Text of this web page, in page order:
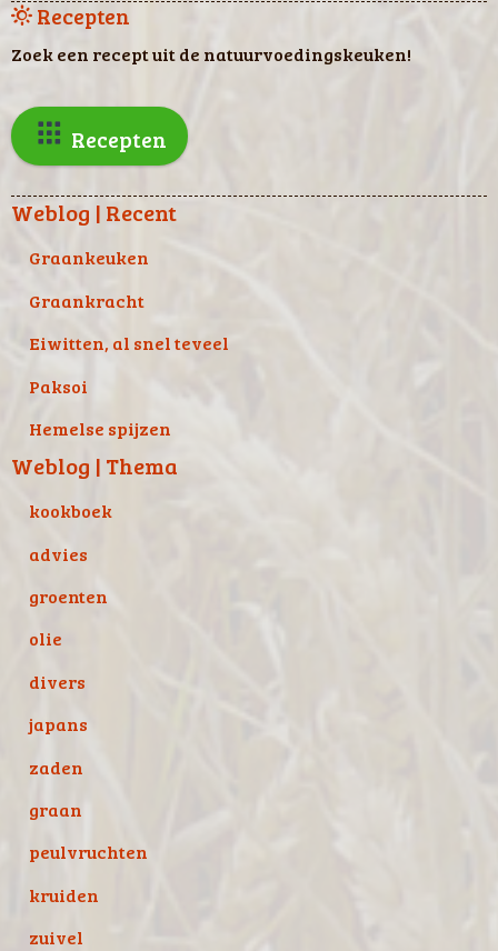
Recepten
Zoek een recept uit de natuurvoedingskeuken!
Recepten
Weblog | Recent
Graankeuken
Graankracht
Eiwitten, al snel teveel
Paksoi
Hemelse spijzen
Weblog | Thema
kookboek
advies
groenten
olie
divers
japans
zaden
graan
peulvruchten
kruiden
zuivel